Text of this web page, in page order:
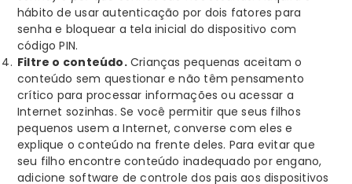
hábito de usar autenticação por dois fatores para
senha e bloquear a tela inicial do dispositivo com
código PIN.
Filtre o conteúdo.Crianças pequenas aceitam o
conteúdo sem questionar e não têm pensamento
crítico para processar informações ou acessar a
Internet sozinhas. Se você permitir que seus filhos
pequenos usem a Internet, converse com eles e
explique o conteúdo na frente deles. Para evitar que
seu filho encontre conteúdo inadequado por engano,
adicione software de controle dos pais aos dispositivos